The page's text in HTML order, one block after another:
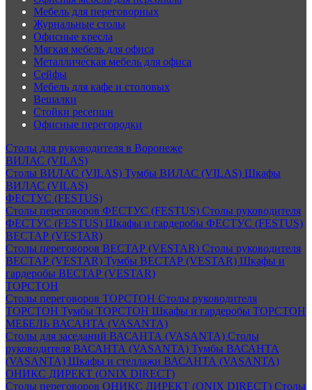
Мебель для переговорных
Журнальные столы
Офисные кресла
Мягкая мебель для офиса
Металлическая мебель для офиса
Сейфы
Мебель для кафе и столовых
Вешалки
Стойки ресепшн
Офисные перегородки
Столы для руководителя в Воронеже
ВИЛАС (VILAS)
Столы ВИЛАС (VILAS) Тумбы ВИЛАС (VILAS) Шкафы
ВИЛАС (VILAS)
ФЕСТУС (FESTUS)
Столы переговоров ФЕСТУС (FESTUS) Столы руководителя
ФЕСТУС (FESTUS) Шкафы и гардеробы ФЕСТУС (FESTUS)
ВЕСТАР (VESTAR)
Столы переговоров ВЕСТАР (VESTAR) Столы руководителя
ВЕСТАР (VESTAR) Тумбы ВЕСТАР (VESTAR) Шкафы и
гардеробы ВЕСТАР (VESTAR)
ТОРСТОН
Столы переговоров ТОРСТОН Столы руководителя
ТОРСТОН Тумбы ТОРСТОН Шкафы и гардеробы ТОРСТОН
МЕБЕЛЬ ВАСАНТА (VASANTA)
Столы для заседаний ВАСАНТА (VASANTA) Столы
руководителя ВАСАНТА (VASANTA) Тумбы ВАСАНТА
(VASANTA) Шкафы и стеллажи ВАСАНТА (VASANTA)
ОНИКС ДИРЕКТ (ONIX DIRECT)
Столы переговоров ОНИКС ДИРЕКТ (ONIX DIRECT) Столы